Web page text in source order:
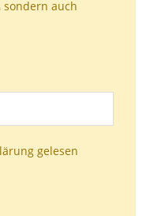
auch
gelesen